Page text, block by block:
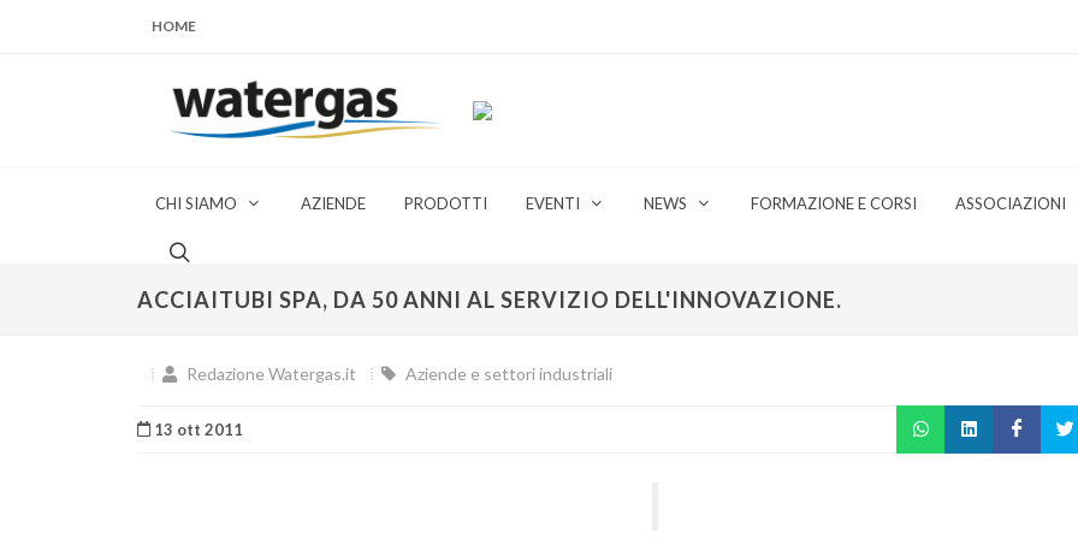
HOME
CHI SIAMO AZIENDE PRODOTTI EVENTI NEWS FORMAZIONE E CORSI ASSOCIAZIONI
ACCIAITUBI SPA, DA 50 ANNI AL SERVIZIO DELL'INNOVAZIONE.
Redazione Watergas.it Aziende e settori industriali
13 ott 2011